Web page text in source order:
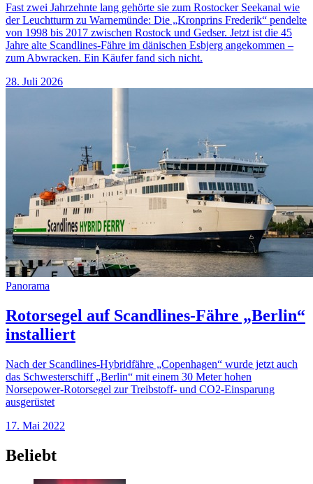
Fast zwei Jahrzehnte lang gehörte sie zum Rostocker Seekanal wie
der Leuchtturm zu Warnemünde: Die „Kronprins Frederik“ pendelte
von 1998 bis 2017 zwischen Rostock und Gedser. Jetzt ist die 45
Jahre alte Scandlines-Fähre im dänischen Esbjerg angekommen –
zum Abwracken. Ein Käufer fand sich nicht.
28. Juli 2026
Panorama
Rotorsegel auf Scandlines-Fähre „Berlin“
installiert
Nach der Scandlines-Hybridfähre „Copenhagen“ wurde jetzt auch
das Schwesterschiff „Berlin“ mit einem 30 Meter hohen
Norsepower-Rotorsegel zur Treibstoff- und CO2-Einsparung
ausgerüstet
17. Mai 2022
Beliebt